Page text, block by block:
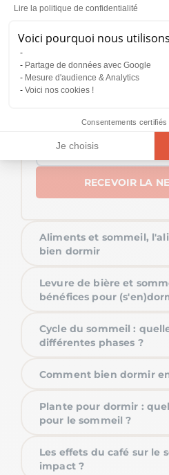
Lire la politique de confidentialité
Voici pourquoi nous
Partage de données avec Google
Mesure d'audience & Analytics
Voici nos cookies !
Consentements certifiés
Je choisis
Axeptio consent
Plateforme de Gestion du
Notre plateforme vous permet
AUTEUR
RESPONSABLE
d’articles
Aliments et sommeil,
bien dormir
Levure de bière et
bénéfices pour
Cycle du sommeil :
différentes phases ?
Comment bien dormir
Plante pour dormir :
pour le sommeil ?
Les effets du café sur le
impact ?